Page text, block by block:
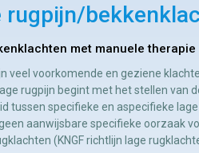
rugpijn/
met manuele therapie
veel voorkomende en geziene
rugpijn begint met het stellen van
tussen specifieke en aspecifieke
aanwijsbare specifieke oorzaak
(KNGF richtlijn lage